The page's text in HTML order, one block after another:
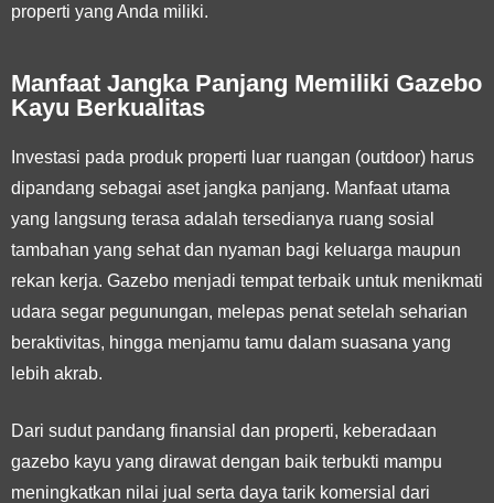
properti yang Anda miliki.
Manfaat Jangka Panjang Memiliki Gazebo
Kayu Berkualitas
Investasi pada produk properti luar ruangan (outdoor) harus
dipandang sebagai aset jangka panjang. Manfaat utama
yang langsung terasa adalah tersedianya ruang sosial
tambahan yang sehat dan nyaman bagi keluarga maupun
rekan kerja. Gazebo menjadi tempat terbaik untuk menikmati
udara segar pegunungan, melepas penat setelah seharian
beraktivitas, hingga menjamu tamu dalam suasana yang
lebih akrab.
Dari sudut pandang finansial dan properti, keberadaan
gazebo kayu yang dirawat dengan baik terbukti mampu
meningkatkan nilai jual serta daya tarik komersial dari